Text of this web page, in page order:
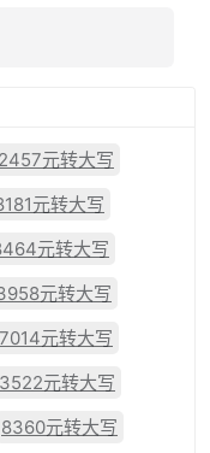
2457元转大写
元转大写
元转大写
元转大写
7014元转大写
3522元转大写
8360元转大写